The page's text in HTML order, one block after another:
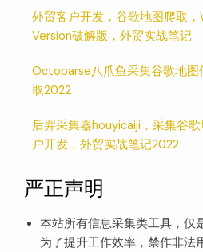
外贸客户开发，谷歌地图爬取
Version破解版，外贸实战笔记
Octoparse八爪鱼采集谷歌地图
取2022
后羿采集器houyicaiji，采集谷
户开发，外贸实战笔记2022
严正声明
本站所有信息采集类工具，仅
为了提升工作效率，禁作非法